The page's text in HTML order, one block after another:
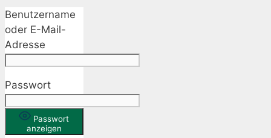
Benutzername
oder E-Mail-
Adresse
Passwort
Passwort
anzeigen